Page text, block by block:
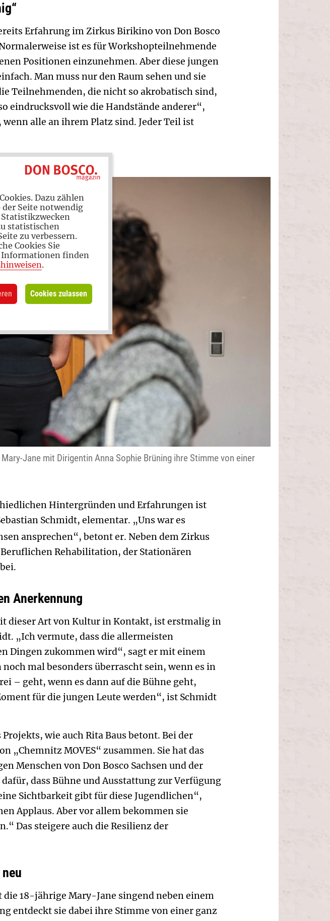
Erfahrung im Zirkus Birikino von Don Bosco
ist es für Workshopteilnehmende
Positionen einzunehmen. Aber diese jungen
Man muss nur den Raum sehen und sie
Teilnehmenden, die nicht so akrobatisch sind,
eindrucksvoll wie die Handstände anderer“,
alle an ihrem Platz sind. Jeder Teil ist
Jane mit Dirigentin Anna Sophie Brüning ihre Stimme von einer
Hintergründen und Erfahrungen ist
Schmidt, elementar. „Uns war es
ansprechen“, betont er. Neben dem Zirkus
Rehabilitation, der Stationären
Anerkennung
dieser Art von Kultur in Kontakt, ist erstmalig in
„Ich vermute, dass die allermeisten
Dingen zukommen wird“, sagt er mit einem
mal besonders überrascht sein, wenn es in
– geht, wenn es dann auf die Bühne geht,
für die jungen Leute werden“, ist Schmidt
wie auch Rita Baus betont. Bei der
MOVES“ zusammen. Sie hat das
Menschen von Don Bosco Sachsen und der
dass Bühne und Ausstattung zur Verfügung
Sichtbarkeit gibt für diese Jugendlichen“,
Applaus. Aber vor allem bekommen sie
Das steigere auch die Resilienz der
18-jährige Mary-Jane singend neben einem
entdeckt sie dabei ihre Stimme von einer ganz
Dazu zählen
der Seite notwendig
statistischen
zu verbessern.
Cookies Sie
Informationen finden
.
Cookies zulassen